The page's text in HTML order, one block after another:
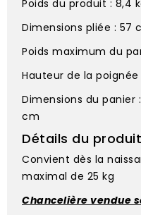
Poids du produit : 8,4
Dimensions pliée : 57
Poids maximum du
Hauteur de la poignée
Dimensions du panier
cm
Détails du
Convient dès la
maximal de 25 kg
Chancelière vendue